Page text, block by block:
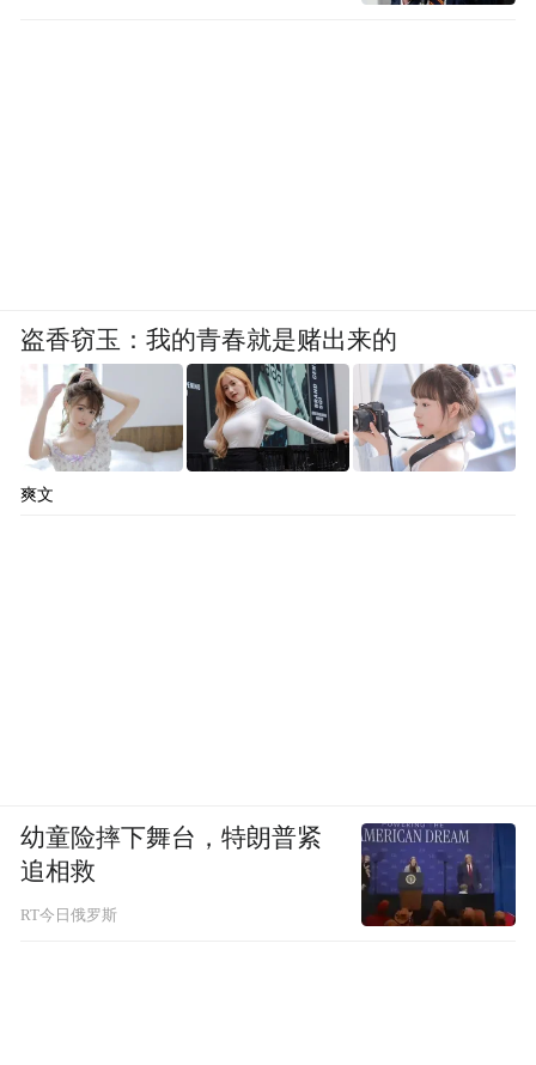
盗香窃玉：我的青春就是赌出来的
爽文
幼童险摔下舞台，特朗普紧
追相救
RT今日俄罗斯